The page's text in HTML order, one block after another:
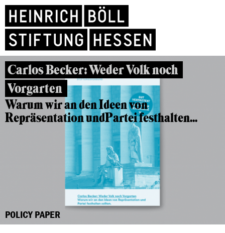
Carlos Becker: Weder Volk noch
Vorgarten
Warum wir an den Ideen von
Repräsentation undPartei festhalten...
POLICY PAPER